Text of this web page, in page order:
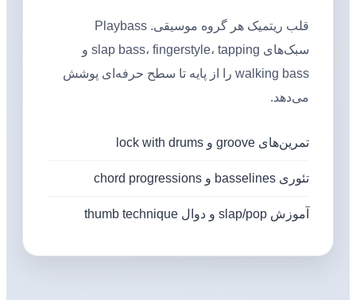
قلب ریتمیک هر گروه موسیقی. Playbass
سبک‌های slap bass، fingerstyle، tapping و
walking bass را از پایه تا سطح حرفه‌ای پوشش
می‌دهد.
تمرین‌های groove و lock with drums
تئوری basselines و chord progressions
آموزش slap/pop و دوال thumb technique